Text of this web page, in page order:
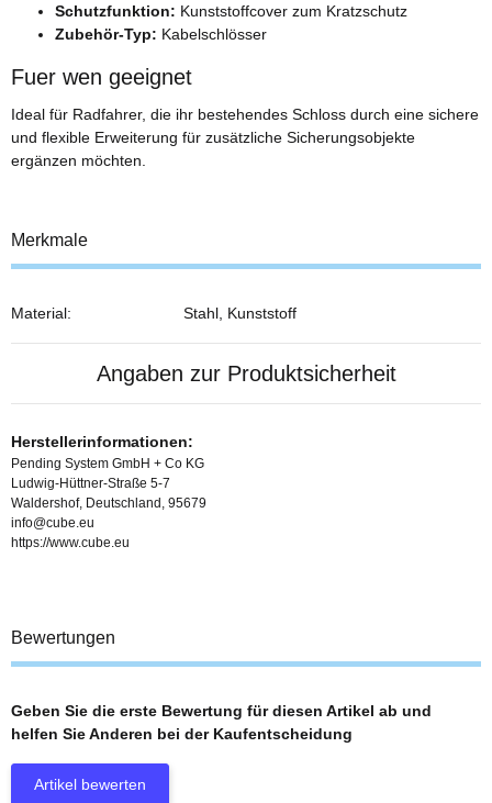
Schutzfunktion: Kunststoffcover zum Kratzschutz
Zubehör-Typ: Kabelschlösser
Fuer wen geeignet
Ideal für Radfahrer, die ihr bestehendes Schloss durch eine sichere
und flexible Erweiterung für zusätzliche Sicherungsobjekte
ergänzen möchten.
Merkmale
Material: Stahl, Kunststoff
Angaben zur Produktsicherheit
Herstellerinformationen:
Pending System GmbH + Co KG
Ludwig-Hüttner-Straße 5-7
Waldershof, Deutschland, 95679
info@cube.eu
https://www.cube.eu
Bewertungen
Geben Sie die erste Bewertung für diesen Artikel ab und
helfen Sie Anderen bei der Kaufentscheidung
Artikel bewerten